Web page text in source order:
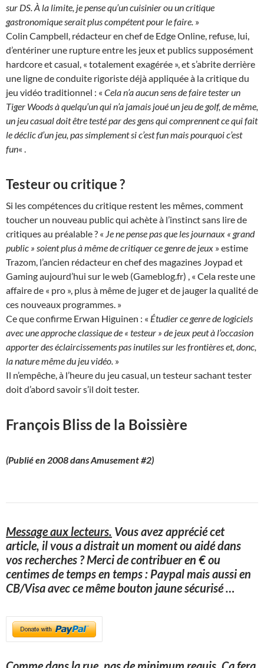
sur DS. À la limite, je pense qu’un cuisinier ou un critique
gastronomique serait plus compétent pour le faire. »
Colin Campbell, rédacteur en chef de Edge Online, refuse, lui,
d’entériner une rupture entre les jeux et publics supposément
hardcore et casual, « totalement exagérée », et s’abrite derrière
une ligne de conduite rigoriste déjà appliquée à la critique du
jeu vidéo traditionnel : « Cela n’a aucun sens de faire tester un
Tiger Woods à quelqu’un qui n’a jamais joué un jeu de golf, de même,
un jeu casual doit être testé par des gens qui comprennent ce qui fait
le déclic d’un jeu, pas simplement si c’est fun mais pourquoi c’est
fun« .
Testeur ou critique ?
Si les compétences du critique restent les mêmes, comment
toucher un nouveau public qui achète à l’instinct sans lire de
critiques au préalable ? « Je ne pense pas que les journaux « grand
public » soient plus à même de critiquer ce genre de jeux » estime
Trazom, l’ancien rédacteur en chef des magazines Joypad et
Gaming aujourd’hui sur le web (Gameblog.fr) , « Cela reste une
affaire de « pro », plus à même de juger et de jauger la qualité de
ces nouveaux programmes. »
Ce que confirme Erwan Higuinen : « Étudier ce genre de logiciels
avec une approche classique de « testeur » de jeux peut à l’occasion
apporter des éclaircissements pas inutiles sur les frontières et, donc,
la nature même du jeu vidéo. »
Il n’empêche, à l’heure du jeu casual, un testeur sachant tester
doit d’abord savoir s’il doit tester.
François Bliss de la Boissière
(Publié en 2008 dans Amusement #2)
Message aux lecteurs. Vous avez apprécié cet
article, il vous a distrait un moment ou aidé dans
vos recherches ? Merci de contribuer en € ou
centimes de temps en temps : Paypal mais aussi en
CB/Visa avec ce même bouton jaune sécurisé…